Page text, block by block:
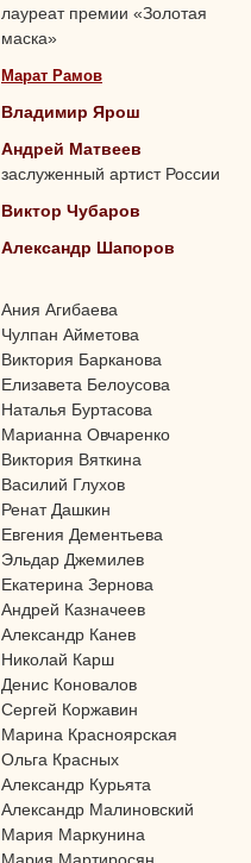
лауреат премии «Золотая
маска»
Марат Рамов
Владимир Ярош
Андрей Матвеев
заслуженный артист России
Виктор Чубаров
Александр Шапоров
Ания Агибаева
Чулпан Айметова
Виктория Барканова
Елизавета Белоусова
Наталья Буртасова
Марианна Овчаренко
Виктория Вяткина
Василий Глухов
Ренат Дашкин
Евгения Дементьева
Эльдар Джемилев
Екатерина Зернова
Андрей Казначеев
Александр Канев
Николай Карш
Денис Коновалов
Сергей Коржавин
Марина Красноярская
Ольга Красных
Александр Курьята
Александр Малиновский
Мария Маркунина
Мария Мартиросян